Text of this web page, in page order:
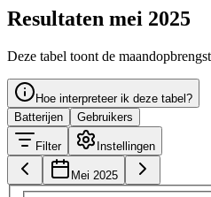
Resultaten mei 2025
Deze tabel toont de
Hoe interpreteer ik deze tabel?
Batterijen
Gebruikers
Filter Instellingen
Mei 2025